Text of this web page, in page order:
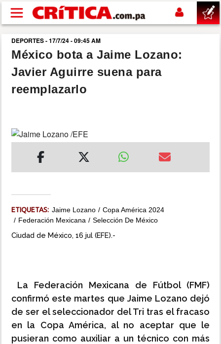
Pasar al contenido principal
buscar
SUCESOS
POLÍTICA
MUNDO
INSÓLITAS
IMPRESO
DEPORTES - 17/7/24 - 09:45 AM
México bota a Jaime Lozano:
Javier Aguirre suena para
reemplazarlo
ETIQUETAS: Jaime Lozano
Copa América 2024
Federación Mexicana
Selección De México
Ciudad de México, 16 jul (EFE).-
La Federación Mexicana de Fútbol (FMF)
confirmó este martes que Jaime Lozano dejó
de ser el seleccionador del Tri tras el fracaso
en la Copa América, al no aceptar que le
pusieran como auxiliar a un técnico con más